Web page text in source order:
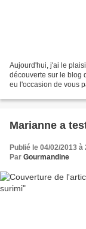
Aujourd'hui, j'ai le
découverte sur le blog
eu l'occasion de vous
Marianne a
Publié le 04/02/2013 à
Par Gourmandine